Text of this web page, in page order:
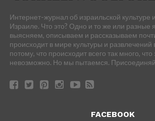
Интернет-журнал об израильской культуре
Израиле. Что это? Одно и то же или разные
выясняем, описываем и рассказываем
происходит в мире культуры и
потому, что происходит всего так много,
невозможно. Но мы пытаемся.
FACEBOOK